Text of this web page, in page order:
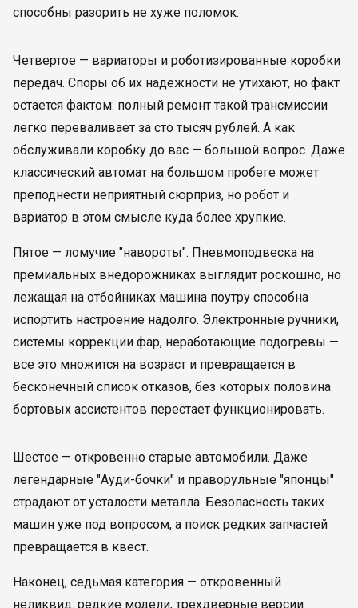
способны разорить не хуже поломок.
Четвертое — вариаторы и роботизированные коробки
передач. Споры об их надежности не утихают, но факт
остается фактом: полный ремонт такой трансмиссии
легко переваливает за сто тысяч рублей. А как
обслуживали коробку до вас — большой вопрос. Даже
классический автомат на большом пробеге может
преподнести неприятный сюрприз, но робот и
вариатор в этом смысле куда более хрупкие.
Пятое — ломучие "навороты". Пневмоподвеска на
премиальных внедорожниках выглядит роскошно, но
лежащая на отбойниках машина поутру способна
испортить настроение надолго. Электронные ручники,
системы коррекции фар, неработающие подогревы —
все это множится на возраст и превращается в
бесконечный список отказов, без которых половина
бортовых ассистентов перестает функционировать.
Шестое — откровенно старые автомобили. Даже
легендарные "Ауди-бочки" и праворульные "японцы"
страдают от усталости металла. Безопасность таких
машин уже под вопросом, а поиск редких запчастей
превращается в квест.
Наконец, седьмая категория — откровенный
неликвид: редкие модели, трехдверные версии